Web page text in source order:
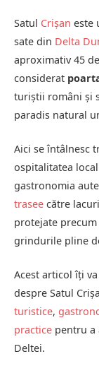
Satul Crișan este
sate din Delta
aproximativ 45
considerat
turiștii români și
paradis natural
Aici se întâlnesc
ospitalitatea
gastronomia
trasee către
protejate precum
grindurile pline
Acest articol îți
despre Satul
turistice,
practice pentru a
Deltei.